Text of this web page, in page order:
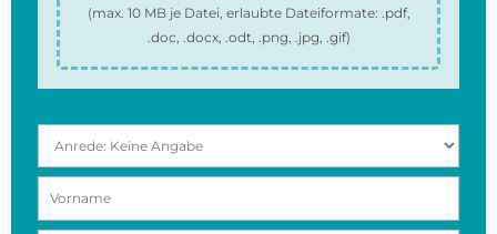
(max. 10 MBje Datei, erlaubte Dateiformate: .pdf,
.doc, .docx, .odt, .png, .jpg, .gif)